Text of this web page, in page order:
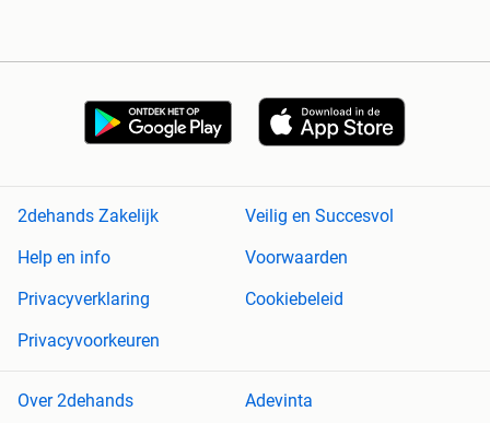
2dehands Zakelijk
Veilig en Succesvol
Help en info
Voorwaarden
Privacyverklaring
Cookiebeleid
Privacyvoorkeuren
Over 2dehands Adevinta